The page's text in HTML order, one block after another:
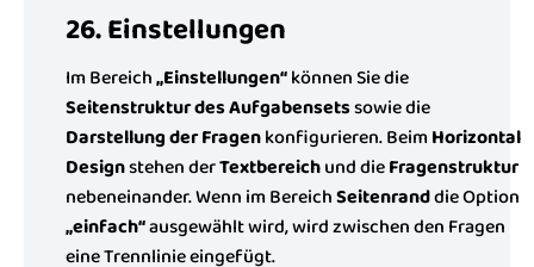
26. Einstellungen
Im Bereich„Einstellungen“können Sie die
Seitenstruktur des Aufgabensetssowie die
Darstellung der Fragenkonfigurieren. BeimHorizontal
Designstehen derTextbereichund dieFragenstruktur
nebeneinander. Wenn im BereichSeitenranddie Option
„einfach“ausgewählt wird, wird zwischen den Fragen
eine Trennlinie eingefügt.